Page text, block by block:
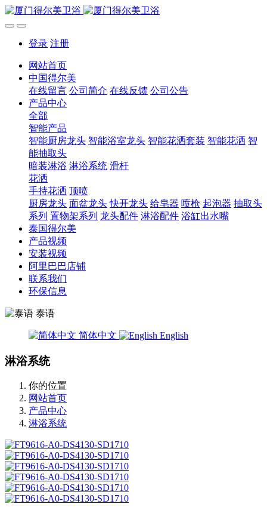
登录 注册
网站首页
中国得尔美
在线留言 公司简介 在线反馈 公司公告
产品中心
全部
智能产品
智能厨房龙头 智能浴室龙头 智能花洒套装 智能花洒 智
能抽取头
暗装淋浴 淋浴系统 滑杆
花洒
手持花洒 顶喷
厨房龙头 面盆龙头 快开龙头 给皂器 喷枪 起泡器 抽取头
系列 置物架系列 龙头配件 淋浴配件 浴缸出水嘴
泰国得尔美
产品视频
安装视频
阿里巴巴店铺
联系我们
环保信息
泰语
简体中文 English
淋浴系统
你的位置
网站首页
产品中心
淋浴系统